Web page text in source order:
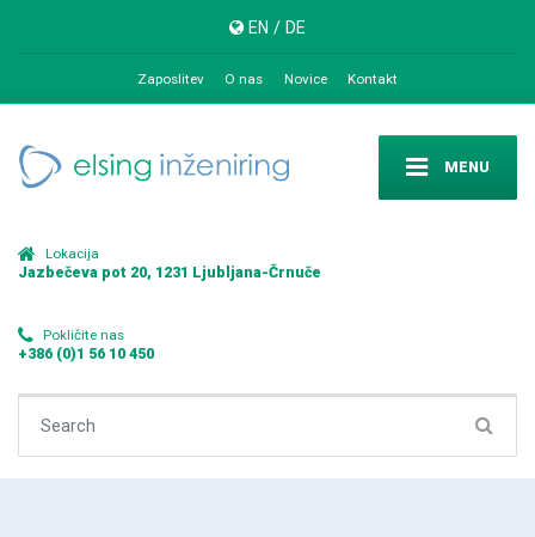
EN / DE
Zaposlitev O nas Novice Kontakt
MENU
Lokacija
Jazbečeva pot 20, 1231 Ljubljana-Črnuče
Pokličite nas
+386 (0)1 56 10 450